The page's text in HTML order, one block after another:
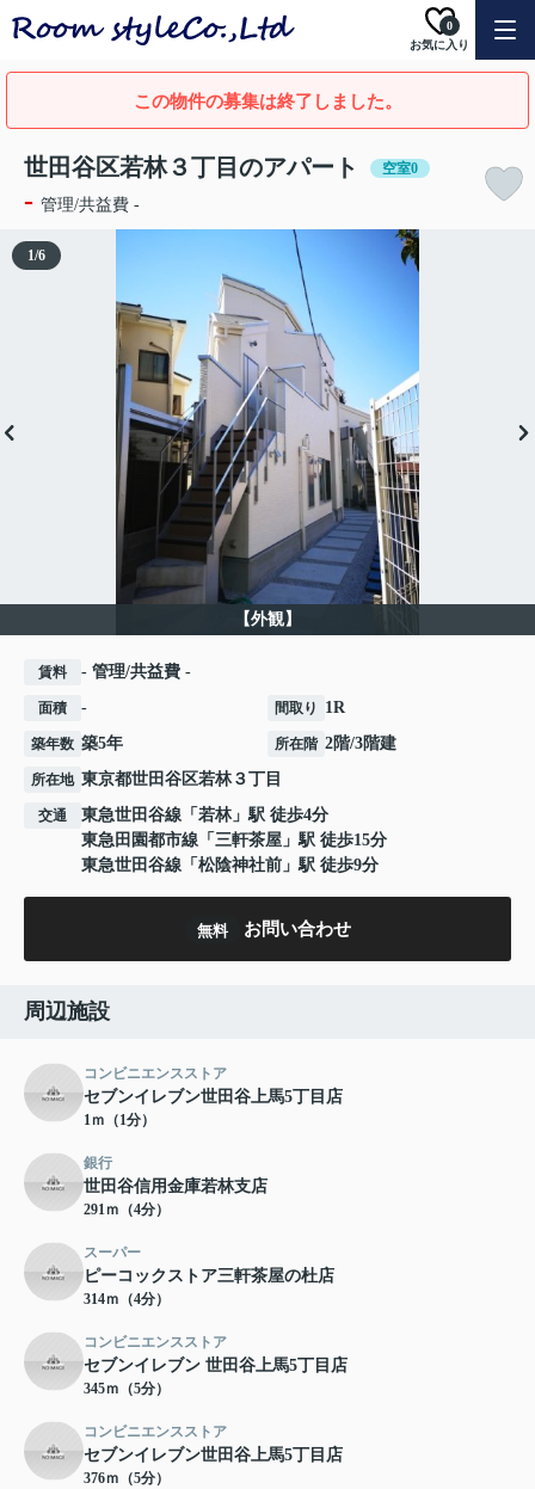
お気に入り
0
この物件の募集は終了しました。
世田谷区若林３丁目のアパート 空室0
- 管理/共益費 -
【外観】
1/6
賃料 - 管理/共益費 -
面積 - 間取り 1R
築年数 築5年 所在階 2階/3階建
所在地 東京都世田谷区若林３丁目
交通 東急世田谷線 「 若林」駅 徒歩4分
東急田園都市線 「 三軒茶屋 」駅 徒歩15分
東急世田谷線 「 松陰神社前 」駅 徒歩9分
無料 お問い合わせ
周辺施設
コンビニエンスストア
セブンイレブン世田谷上馬5丁目店
1ｍ（1分）
銀行
世田谷信用金庫若林支店
291ｍ（4分）
スーパー
ピーコックストア三軒茶屋の杜店
314ｍ（4分）
コンビニエンスストア
セブンイレブン 世田谷上馬5丁目店
345ｍ（5分）
コンビニエンスストア
セブンイレブン世田谷上馬5丁目店
376ｍ（5分）